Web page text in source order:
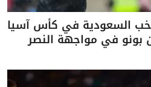
السعودية في كأس آسيا
بونو في مواجهة النصر